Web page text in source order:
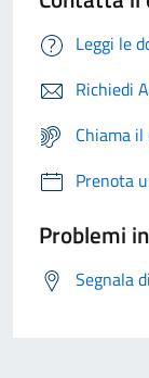
Leggi le
Richiedi
Chiama
Prenota
Problemi
Segnala